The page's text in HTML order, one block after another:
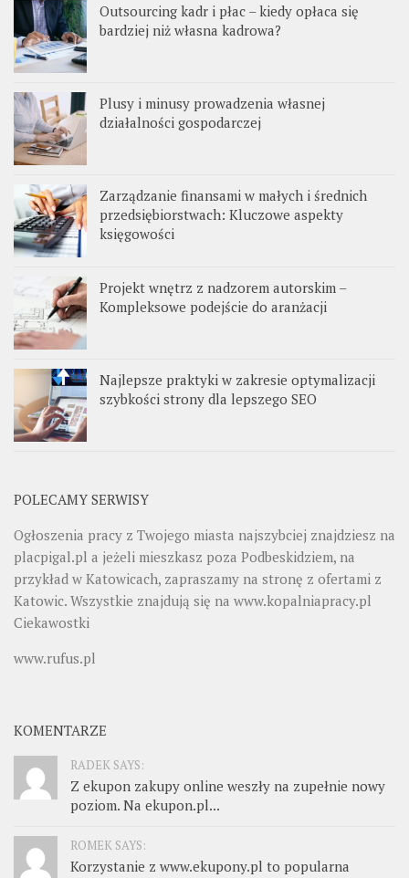
Outsourcing kadr i płac – kiedy opłaca się
bardziej niż własna kadrowa?
Plusy i minusy prowadzenia własnej
działalności gospodarczej
Zarządzanie finansami w małych i średnich
przedsiębiorstwach: Kluczowe aspekty
księgowości
Projekt wnętrz z nadzorem autorskim –
Kompleksowe podejście do aranżacji
Najlepsze praktyki w zakresie optymalizacji
szybkości strony dla lepszego SEO
POLECAMY SERWISY
Ogłoszenia pracy z Twojego miasta najszybciej znajdziesz na
placpigal.pl a jeżeli mieszkasz poza Podbeskidziem, na
przykład w Katowicach, zapraszamy na stronę z ofertami z
Katowic. Wszystkie znajdują się na www.kopalniapracy.pl
Ciekawostki
www.rufus.pl
KOMENTARZE
RADEK SAYS:
Z ekupon zakupy online weszły na zupełnie nowy
poziom. Na ekupon.pl...
ROMEK SAYS:
Korzystanie z www.ekupony.pl to popularna